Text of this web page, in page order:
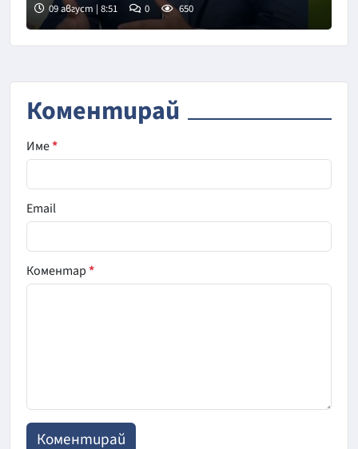
Снимка: БНТ
09 август | 8:51 0 650
Коментирай
Име*
Email
Коментар*